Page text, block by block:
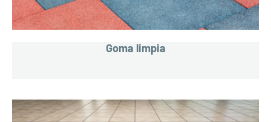
Goma limpia